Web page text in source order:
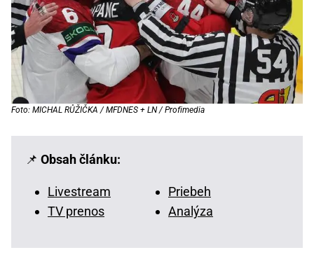
Foto: MICHAL RŮŽIČKA / MFDNES + LN / Profimedia
📌 Obsah článku:
Livestream
Priebeh
TV prenos
Analýza